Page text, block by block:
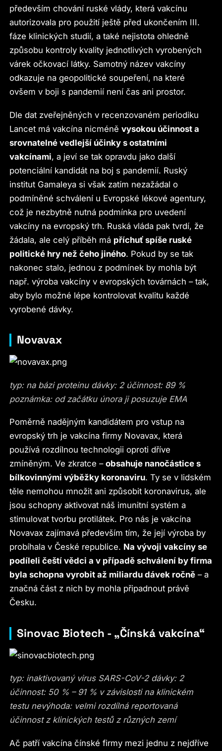
především chování ruské vlády, která vakcínu
autorizovala pro použití ještě před ukončením III.
fáze klinických studií, a také nejistota ohledně
způsobu kontroly kvality jednotlivých vyrobených
várek očkovací látky. Samotný název vakcíny
odkazuje na geopolitické soupeření, na které
ovšem v boji s pandemií není čas ani prostor.
Dle dat zveřejněných v recenzovaném periodiku
Lancet má vakcína nicméněvysokou účinnost a
srovnatelné vedlejší účinky s ostatními
vakcínami, a jeví se tak opravdu jako další
potenciální kandidát na boj s pandemií. Ruský
institut Gamaleya si však zatím nezažádal o
podmíněné schválení u Evropské lékové agentury,
což je nezbytně nutná podmínka pro uvedení
vakcíny na evropský trh. Ruská vláda pak tvrdí, že
žádala, ale celý příběh má příchuť spíše ruské
politické hry než čeho jiného. Pokud by se tak
nakonec stalo, jednou z podmínek by mohla být
např. výroba vakcíny v evropských továrnách – tak,
aby bylo možné lépe kontrolovat kvalitu každé
vyrobené dávky.
Novavax
typ: na bázi proteinu dávky: 2 účinnost: 89 %
poznámka: od začátku února ji posuzuje EMA
Poměrně nadějným kandidátem pro vstup na
evropský trh je vakcína firmy Novavax, která
používá rozdílnou technologii oproti dříve
zmíněným. Ve zkratce –obsahuje nanočástice s
bílkovinnými výběžky koronaviru. Ty se v lidském
těle nemohou množit ani způsobit koronavirus, ale
jsou schopny aktivovat náš imunitní systém a
stimulovat tvorbu protilátek. Pro nás je vakcína
Novavax zajímavá především tím, že její výroba by
probíhala v České republice. Na vývoji vakcíny se
podíleli čeští vědci a v případě schválení by firma
byla schopna vyrobit až miliardu dávek ročně – a
značná část z nich by mohla připadnout právě
Česku.
Sinovac Biotech - „Čínská vakcína“
typ: inaktivovaný virus SARS-CoV-2 dávky: 2
účinnost: 50 % – 91 % v závislosti na klinickém
testu nevýhoda: velmi rozdílná reportovaná
účinnost z klinických testů z různých zemí
Ač patří vakcína čínské firmy mezi jednu z nejdříve